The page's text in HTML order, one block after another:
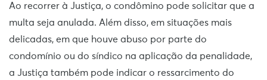
Ao recorrer à Justiça, o condômino pode solicitar que a
multa seja anulada. Além disso, em situações mais
delicadas, em que houve abuso por parte do
condomínio ou do síndico na aplicação da penalidade,
a Justiça também pode indicar o ressarcimento do